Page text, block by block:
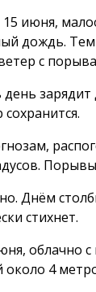
15 июня,
дождь.
с
день
Днём
стихнет.
облачно
4